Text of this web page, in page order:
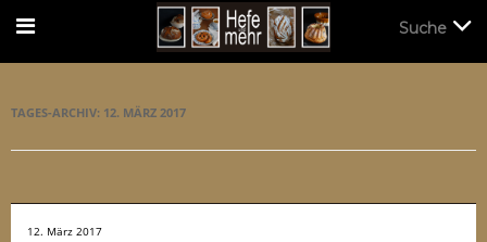
TAGES-ARCHIV: 12. MÄRZ 2017
12. März 2017
Suche
Suche